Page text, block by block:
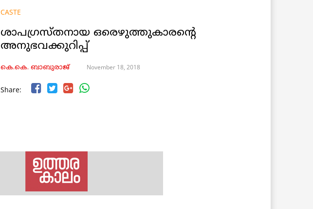
CASTE
ശാപഗ്രസ്തനായ ഒരെഴുത്തുകാരന്റെ
അനുഭവക്കുറിപ്പ്
കെ.കെ. ബാബുരാജ്‌ November 18, 2018
Share: